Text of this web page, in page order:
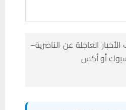
العاجلة عن الناصرية–
أو أكس